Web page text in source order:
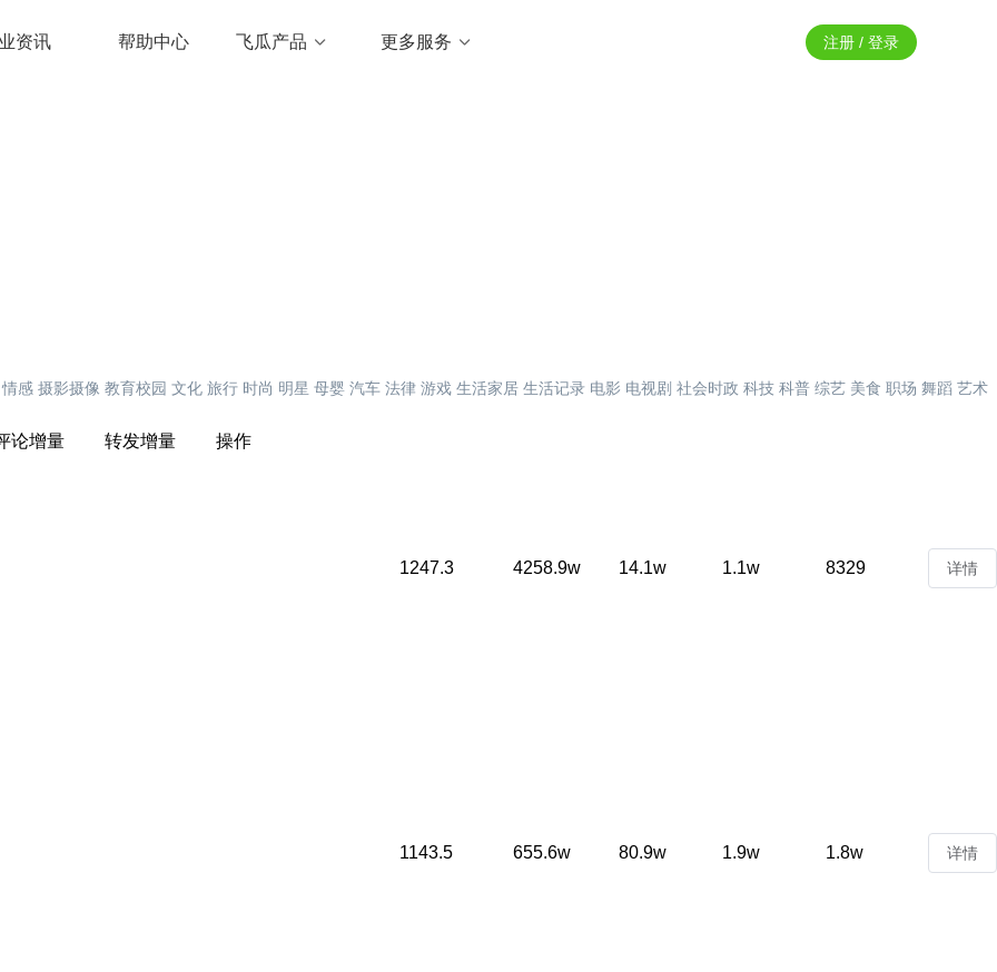
资讯 帮助中心 飞瓜产品 更多服务 注册 / 登录
情感 摄影摄像 教育校园 文化 旅行 时尚 明星 母婴 汽车 法律 游戏 生活家居 生活记录 电影 电视剧 社会时政 科技 科普 综艺 美食 职场 舞蹈 艺术
论增量 转发增量 操作
1247.3 4258.9w 14.1w 1.1w 8329 详情
1143.5 655.6w 80.9w 1.9w 1.8w 详情